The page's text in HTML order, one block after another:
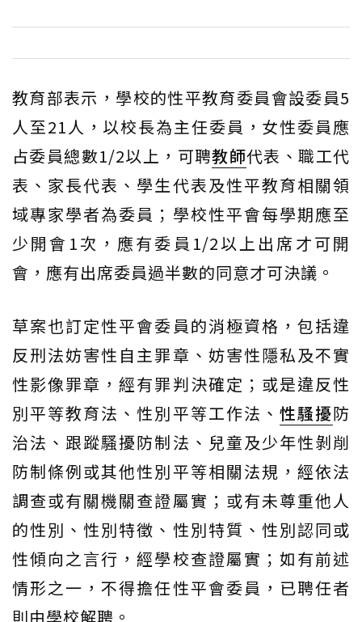
教育部表示，學校的性平教育委員會設委員5
人至21人，以校長為主任委員，女性委員應
占委員總數1/2以上，可聘教師代表、職工代
表、家長代表、學生代表及性平教育相關領
域專家學者為委員；學校性平會每學期應至
少開會1次，應有委員1/2以上出席才可開
會，應有出席委員過半數的同意才可決議。
草案也訂定性平會委員的消極資格，包括違
反刑法妨害性自主罪章、妨害性隱私及不實
性影像罪章，經有罪判決確定；或是違反性
別平等教育法、性別平等工作法、 性騷擾防
治法、跟蹤騷擾防制法、兒童及少年性剝削
防制條例或其他性別平等相關法規，經依法
調查或有關機關查證屬實；或有未尊重他人
的性別、性別特徵、性別特質、性別認同或
性傾向之言行，經學校查證屬實；如有前述
情形之一，不得擔任性平會委員，已聘任者
則由學校解聘。